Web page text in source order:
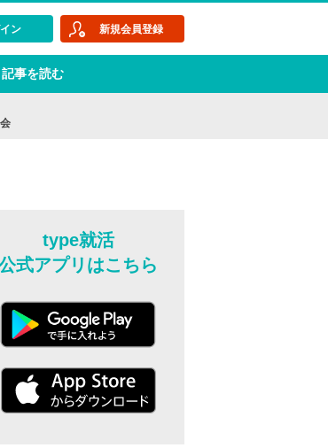
記事を読む
ン 新規会員登録
type就活
式アプリはこちら